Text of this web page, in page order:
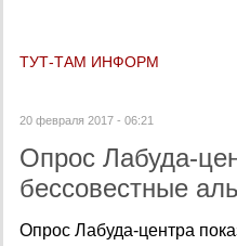
ТУТ-ТАМ ИНФОРМ
20 февраля 2017 - 06:21
Опрос Лабуда-
бессовестные
Опрос Лабуда-центра